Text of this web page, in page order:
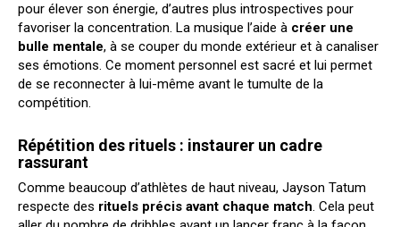
pour élever son énergie, d’autres plus introspectives pour
favoriser la concentration. La musique l’aide à créer une
bulle mentale, à se couper du monde extérieur et à canaliser
ses émotions. Ce moment personnel est sacré et lui permet
de se reconnecter à lui-même avant le tumulte de la
compétition.
Répétition des rituels : instaurer un cadre
rassurant
Comme beaucoup d’athlètes de haut niveau, Jayson Tatum
respecte des rituels précis avant chaque match. Cela peut